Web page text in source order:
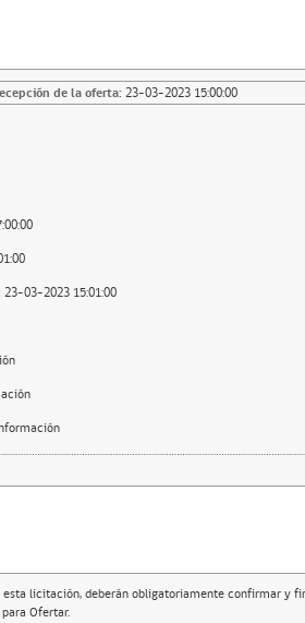
de la oferta: 23-03-2023 15:00:00
23-03-2023 15:01:00
licitación, deberán obligatoriamente confirmar y
Ofertar.